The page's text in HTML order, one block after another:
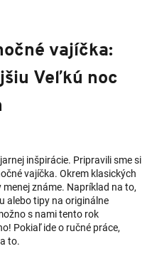
vajíčka:
Veľkú noc
inšpirácie. Pripravili sme si
vajíčka. Okrem klasických
známe. Napríklad na to,
alebo tipy na originálne
s nami tento rok
Pokiaľ ide o ručné práce,
to.